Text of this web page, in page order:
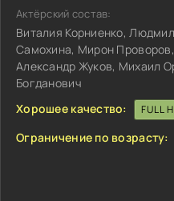
Актёрский состав:
Виталия Корниенко,
Самохина, Мирон
Александр Жуков, Михаил
Богданович
Хорошее качество:
FULL
Ограничение по возрасту: